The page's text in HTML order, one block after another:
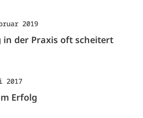
2019
der Praxis oft scheitert
2017
Erfolg